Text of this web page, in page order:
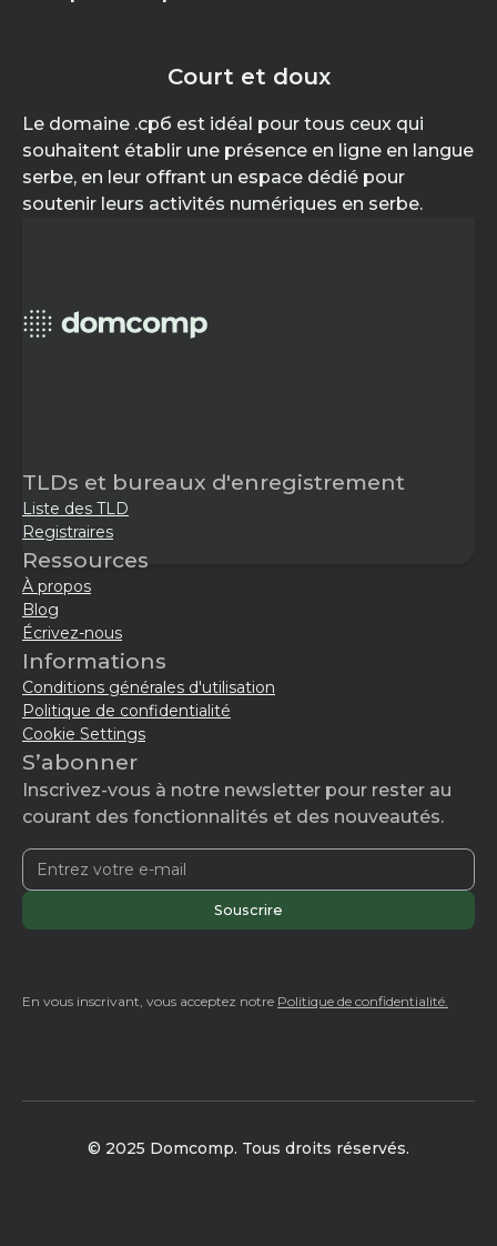
Court et doux
Le domaine .срб est idéal pour tous ceux qui
souhaitent établir une présence en ligne en langue
serbe, en leur offrant un espace dédié pour
soutenir leurs activités numériques en serbe.
TLDs et bureaux d'enregistrement
Liste des TLD
Registraires
Ressources
À propos
Blog
Écrivez-nous
Informations
Conditions générales d'utilisation
Politique de confidentialité
Cookie Settings
S’abonner
Inscrivez-vous à notre newsletter pour rester au
courant des fonctionnalités et des nouveautés.
En vous inscrivant, vous acceptez notre Politique de confidentialité.
© 2025 Domcomp. Tous droits réservés.